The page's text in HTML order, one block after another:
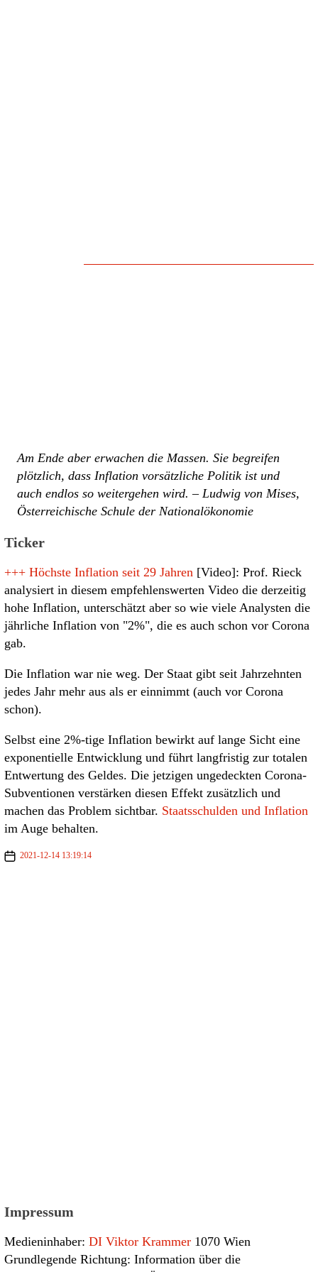
Am Ende aber erwachen die Massen. Sie begreifen
plötzlich, dass Inflation vorsätzliche Politik ist und
auch endlos so weitergehen wird. – Ludwig von Mises,
Österreichische Schule der Nationalökonomie
Ticker
+++ Höchste Inflation seit 29 Jahren [Video]: Prof. Rieck
analysiert in diesem empfehlenswerten Video die derzeitig
hohe Inflation, unterschätzt aber so wie viele Analysten die
jährliche Inflation von "2%", die es auch schon vor Corona
gab.
Die Inflation war nie weg. Der Staat gibt seit Jahrzehnten
jedes Jahr mehr aus als er einnimmt (auch vor Corona
schon).
Selbst eine 2%-tige Inflation bewirkt auf lange Sicht eine
exponentielle Entwicklung und führt langfristig zur totalen
Entwertung des Geldes. Die jetzigen ungedeckten Corona-
Subventionen verstärken diesen Effekt zusätzlich und
machen das Problem sichtbar. Staatsschulden und Inflation
im Auge behalten.
2021-12-14 13:19:14
Impressum
Medieninhaber: DI Viktor Krammer 1070 Wien
Grundlegende Richtung: Information über die